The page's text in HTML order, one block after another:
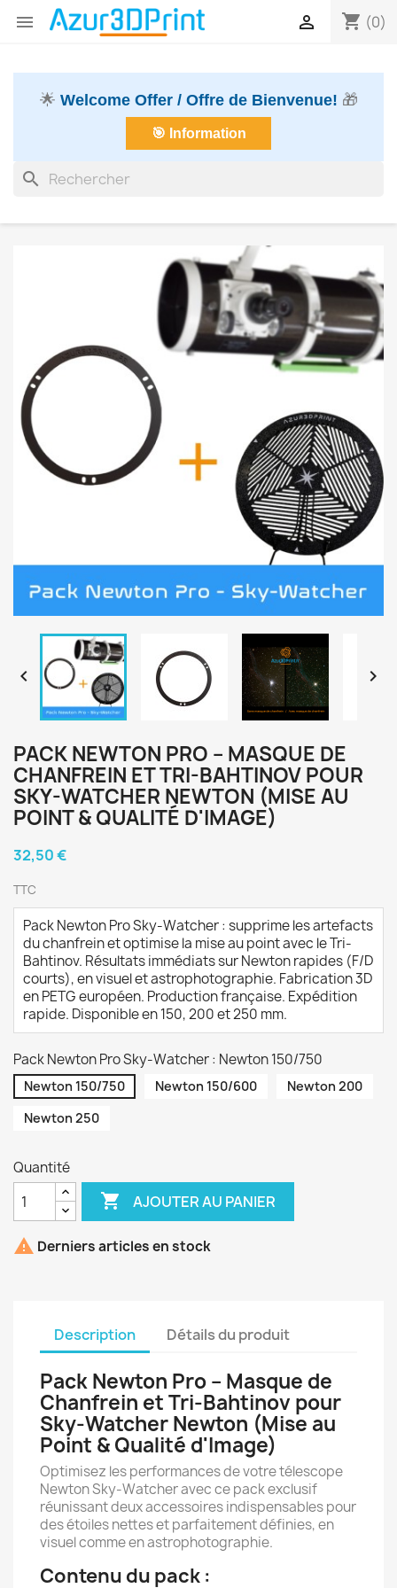
 shopping_cart (0)

🌟 Welcome Offer / Offre de Bienvenue! 🎁
🎯 Information
search
 
PACK NEWTON PRO – MASQUE DE
CHANFREIN ET TRI-BAHTINOV POUR
SKY-WATCHER NEWTON (MISE AU
POINT & QUALITÉ D'IMAGE)
32,50 €
TTC
Pack Newton Pro Sky-Watcher : supprime les artefacts
du chanfrein et optimise la mise au point avec le Tri-
Bahtinov. Résultats immédiats sur Newton rapides (F/D
courts), en visuel et astrophotographie. Fabrication 3D
en PETG européen. Production française. Expédition
rapide. Disponible en 150, 200 et 250 mm.
Pack Newton Pro Sky-Watcher : Newton 150/750
Newton 150/750 Newton 150/600
Newton 200
Newton 250
Quantité
 AJOUTER AU PANIER
 Derniers articles en stock
Description Détails du produit
Pack Newton Pro – Masque de
Chanfrein et Tri-Bahtinov pour
Sky-Watcher Newton (Mise au
Point & Qualité d'Image)
Optimisez les performances de votre télescope
Newton Sky-Watcher avec ce pack exclusif
réunissant deux accessoires indispensables pour
des étoiles nettes et parfaitement définies, en
visuel comme en astrophotographie.
Contenu du pack :